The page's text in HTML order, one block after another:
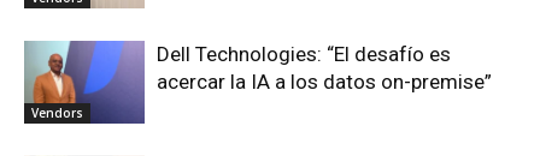
Vendors
Dell Technologies: “El desafío es
acercar la IA a los datos on-premise”